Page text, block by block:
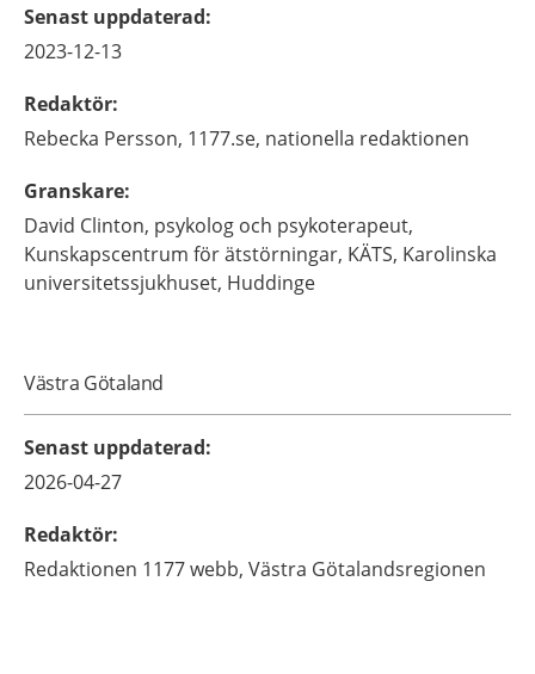
Senast uppdaterad:
2023-12-13
Redaktör:
Rebecka Persson, 1177.se, nationella redaktionen
Granskare:
David Clinton, psykolog och psykoterapeut,
Kunskapscentrum för ätstörningar, KÄTS, Karolinska
universitetssjukhuset, Huddinge
Västra Götaland
Senast uppdaterad:
2026-04-27
Redaktör:
Redaktionen 1177 webb, Västra Götalandsregionen